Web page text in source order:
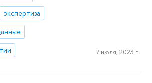
экспертиза
7 июля, 2023 г.